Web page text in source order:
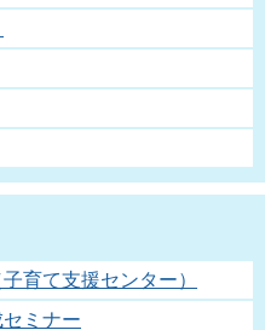
育て支援センター）
ミナー